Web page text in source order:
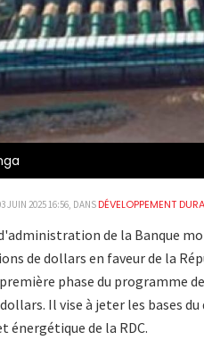
JUIN 2025 16:56, DANS DÉVELOPPEMENT
de la Banque
de dollars en faveur de la
phase du programme
Il vise à jeter les bases
énergétique de la RDC.